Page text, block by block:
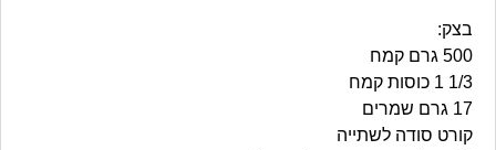
בצק:
500 גרם קמח
1/3 1 כוסות קמח
17 גרם שמרים
קורט סודה לשתייה